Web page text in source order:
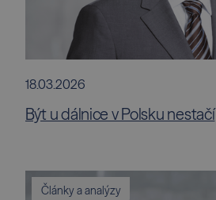
18.03.2026
Být u dálnice v Polsku nestačí
Články a analýzy